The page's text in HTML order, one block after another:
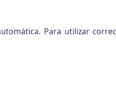
Para utilizar